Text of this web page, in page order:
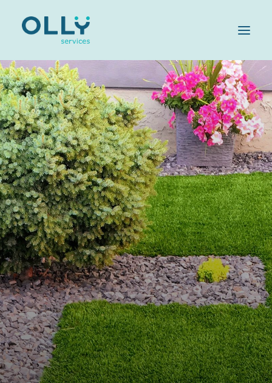
HOME
AZIENDA
SERVIZI
SOSTENIBILITÀ
OLLY FAMILY
LAVORA CON NOI
MAGAZINE
CONTATTI